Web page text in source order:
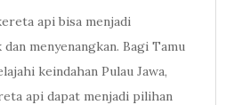
api bisa menjadi
menyenangkan. Bagi Tamu
keindahan Pulau Jawa,
api dapat menjadi pilihan